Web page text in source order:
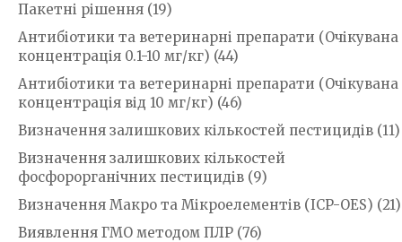
Пакетні рішення (19)
Антибіотики та ветеринарні препарати (Очікувана
концентрація 0.1-10 мг/кг) (44)
Антибіотики та ветеринарні препарати (Очікувана
концентрація від 10 мг/кг) (46)
Визначення залишкових кількостей пестицидів (11)
Визначення залишкових кількостей
фосфорорганічних пестицидів (9)
Визначення Макро та Мікроелементів (ICP-OES) (21)
Виявлення ГМО методом ПЛР (76)